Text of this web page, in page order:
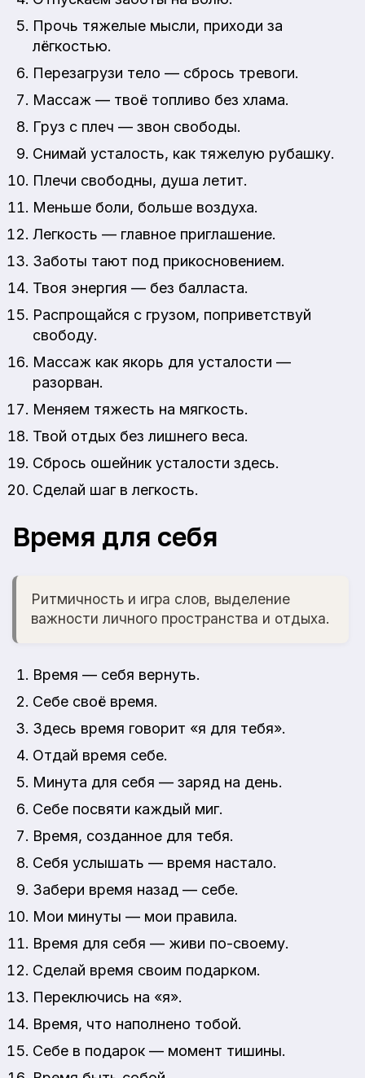
Прочь тяжелые мысли, приходи за
лёгкостью.
Перезагрузи тело — сбрось тревоги.
Массаж — твоё топливо без хлама.
Груз с плеч — звон свободы.
Снимай усталость, как тяжелую рубашку.
Плечи свободны, душа летит.
Меньше боли, больше воздуха.
Легкость — главное приглашение.
Заботы тают под прикосновением.
Твоя энергия — без балласта.
Распрощайся с грузом, поприветствуй
свободу.
Массаж как якорь для усталости —
разорван.
Меняем тяжесть на мягкость.
Твой отдых без лишнего веса.
Сбрось ошейник усталости здесь.
Сделай шаг в легкость.
Время для себя
Ритмичность и игра слов, выделение
важности личного пространства и отдыха.
Время — себя вернуть.
Себе своё время.
Здесь время говорит «я для тебя».
Отдай время себе.
Минута для себя — заряд на день.
Себе посвяти каждый миг.
Время, созданное для тебя.
Себя услышать — время настало.
Забери время назад — себе.
Мои минуты — мои правила.
Время для себя — живи по-своему.
Сделай время своим подарком.
Переключись на «я».
Время, что наполнено тобой.
Себе в подарок — момент тишины.